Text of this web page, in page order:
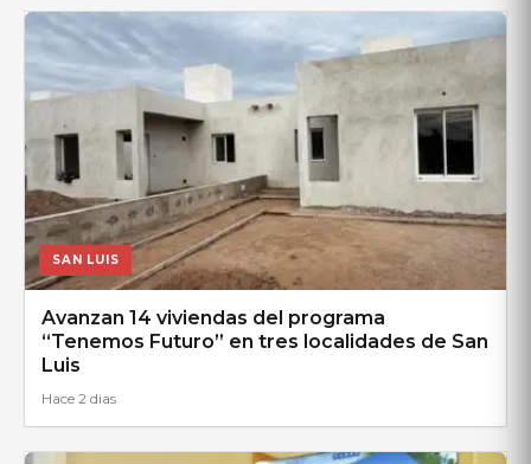
SAN LUIS
Avanzan 14 viviendas del programa
“Tenemos Futuro” en tres localidades de San
Luis
Hace 2 dias